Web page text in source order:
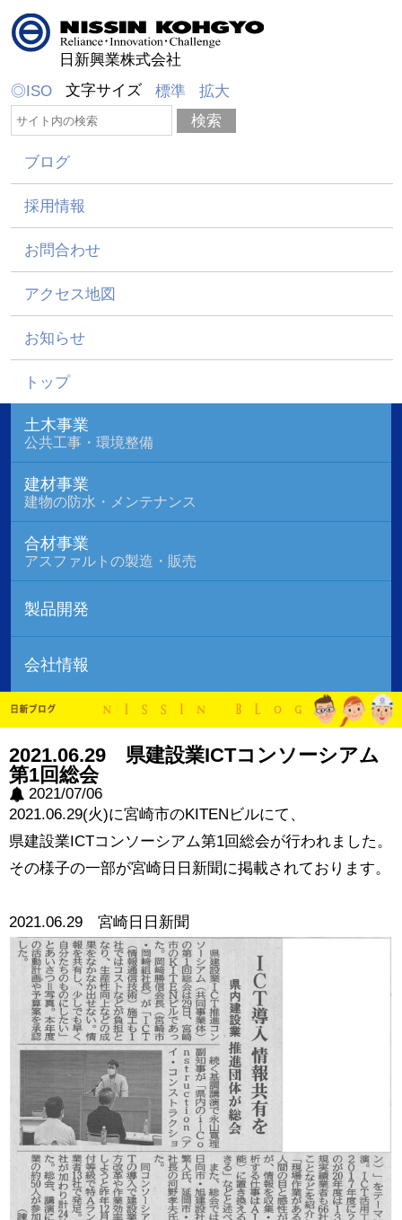
日新興業株式会社
◎ISO
文字サイズ 標準 拡大
ブログ
採用情報
お問合わせ
アクセス地図
お知らせ
トップ
土木事業
公共工事・環境整備
建材事業
建物の防水・メンテナンス
合材事業
アスファルトの製造・販売
製品開発
会社情報
2021.06.29 県建設業ICTコンソーシアム
第1回総会
2021/07/06
2021.06.29(火)に宮崎市のKITENビルにて、
県建設業ICTコンソーシアム第1回総会が行われました。
その様子の一部が宮崎日日新聞に掲載されております。
2021.06.29 宮崎日日新聞